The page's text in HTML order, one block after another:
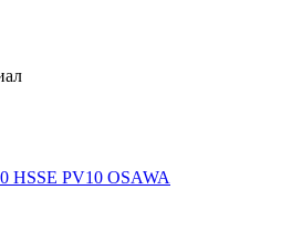
HSSE PV10 OSAWA